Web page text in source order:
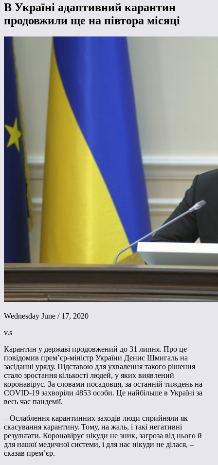
В Україні адаптивний карантин
продовжили ще на півтора місяці
Wednesday June / 17, 2020
v.s
Карантин у державі продовжений до 31 липня. Про це
повідомив прем’єр-міністр України Денис Шмигаль на
засіданні уряду. Підставою для ухвалення такого рішення
стало зростання кількості людей, у яких виявлений
коронавірус. За словами посадовця, за останній тиждень на
COVID-19 захворіли 4853 особи. Це найбільше в Україні за
весь час пандемії.
– Ослаблення карантинних заходів люди сприйняли як
скасування карантину. Тому, на жаль, і такі негативні
результати. Коронавірус нікуди не зник, загроза від нього й
для нашої медичної системи, і для нас нікуди не ділася, –
сказав прем’єр.